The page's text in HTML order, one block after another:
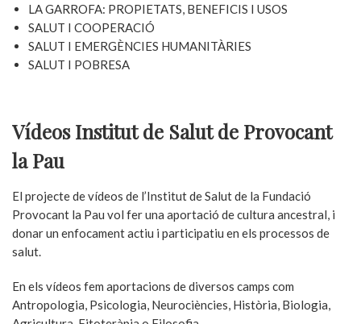
LA GARROFA: PROPIETATS, BENEFICIS I USOS
SALUT I COOPERACIÓ
SALUT I EMERGÈNCIES HUMANITÀRIES
SALUT I POBRESA
Vídeos Institut de Salut de Provocant
la Pau
El projecte de vídeos de l’Institut de Salut de la Fundació
Provocant la Pau vol fer una aportació de cultura ancestral, i
donar un enfocament actiu i participatiu en els processos de
salut.
En els vídeos fem aportacions de diversos camps com
Antropologia, Psicologia, Neurociències, Història, Biologia,